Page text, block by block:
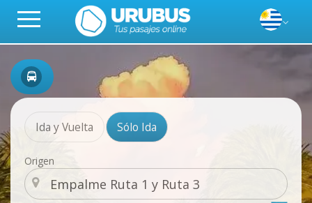
Ida y Vuelta Sólo Ida
Origen